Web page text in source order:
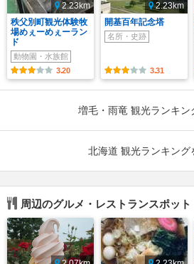
2.23km
秩父別町観光体験牧
場めぇーめぇーラン
ド
動物園・水族館
3.20
2.23km
開基百年記念塔
名所・史跡
3.31
増毛・雨竜 観光ランキン
北海道 観光ランキング
周辺のグルメ・レストランスポット